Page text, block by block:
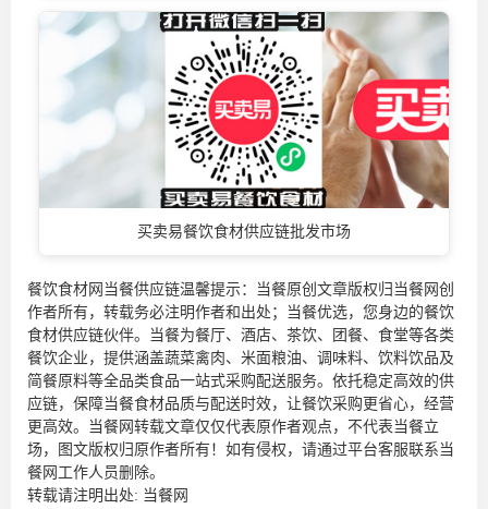
买卖易餐饮食材供应链批发市场
餐饮食材网当餐供应链温馨提示：当餐原创文章版权归当餐网创
作者所有，转载务必注明作者和出处；当餐优选，您身边的餐饮
食材供应链伙伴。当餐为餐厅、酒店、茶饮、团餐、食堂等各类
餐饮企业，提供涵盖蔬菜禽肉、米面粮油、调味料、饮料饮品及
简餐原料等全品类食品一站式采购配送服务。依托稳定高效的供
应链，保障当餐食材品质与配送时效，让餐饮采购更省心，经营
更高效。当餐网转载文章仅仅代表原作者观点，不代表当餐立
场，图文版权归原作者所有！如有侵权，请通过平台客服联系当
餐网工作人员删除。
转载请注明出处: 当餐网